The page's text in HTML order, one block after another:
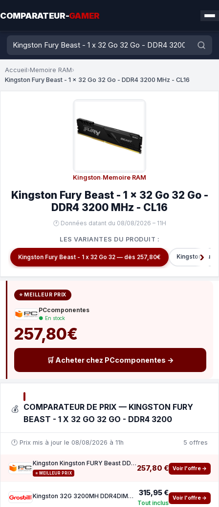
COMPARATEUR-GAMER
Accueil›Memoire RAM›
Kingston Fury Beast - 1 x 32 Go 32 Go - DDR4 3200 MHz - CL16
Kingston·Memoire RAM
Kingston Fury Beast - 1 x 32 Go 32 Go -
DDR4 3200 MHz - CL16
🕐 Données datant du 08/08/2026 – 11H
LES VARIANTES DU PRODUIT :
Kingston Fury Beast - 1 x 32 Go 32 — dès 257,80€ Kingston
⭐ MEILLEUR PRIX
PCcomponentes
● En stock
257,80€
🛒 Acheter chez PCcomponentes →
💰 COMPARATEUR DE PRIX — KINGSTON FURY
BEAST - 1 X 32 GO 32 GO - DDR4 3200
🕐 Prix mis à jour le 08/08/2026 à 11h 5 offres
Kingston Kingston FURY Beast DDR4 3200 MHz 32 Go CL16
⭐ MEILLEUR PRIX
257,80 € Voir l'offre →
Kingston 32G 3200MH DDR4DIMM FURYBeast Blck 315,95 €
Tout inclus
Voir l'offre →